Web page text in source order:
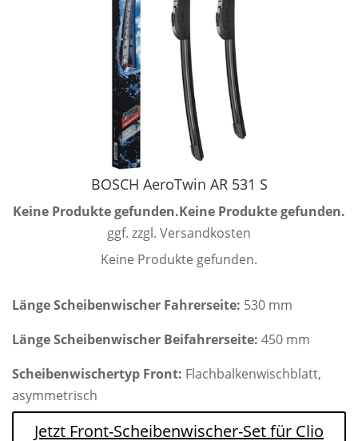
BOSCH AeroTwin AR 531 S
Keine Produkte gefunden.Keine Produkte gefunden.
ggf. zzgl. Versandkosten
Keine Produkte gefunden.
Länge Scheibenwischer Fahrerseite: 530 mm
Länge Scheibenwischer Beifahrerseite: 450 mm
Scheibenwischertyp Front: Flachbalkenwischblatt,
asymmetrisch
Jetzt Front-Scheibenwischer-Set für Clio